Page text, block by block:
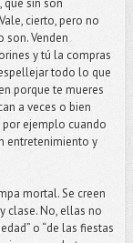
que sin son
cierto, pero no
son. Venden
y tú la compras
todo lo que
porque te mueres
a veces o bien
ejemplo cuando
entretenimiento y
mortal. Se creen
clase. No, ellas no
o “de las fiestas